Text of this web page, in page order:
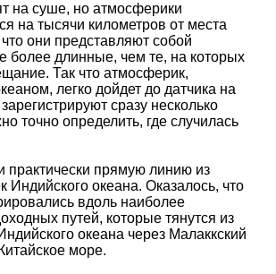
на суше, но атмосферики
на тысячи километров от места
они представляют собой
более длинные, чем те, на которых
Так что атмосферик,
легко дойдет до датчика на
сразу несколько
точно определить, где случилась
практически прямую линию из
Индийского океана. Оказалось, что
вдоль наиболее
путей, которые тянутся из
океана через Малаккский
море.